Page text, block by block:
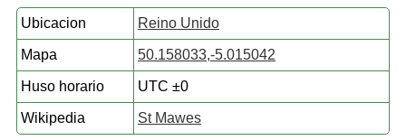
Ubicacion Reino Unido
Mapa 50.158033,-5.015042
Huso horario UTC ±0
Wikipedia St Mawes